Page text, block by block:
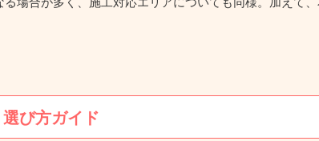
び方ガイド